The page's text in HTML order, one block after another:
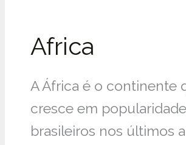
Africa
A África é o continente
cresce em
brasileiros nos últimos